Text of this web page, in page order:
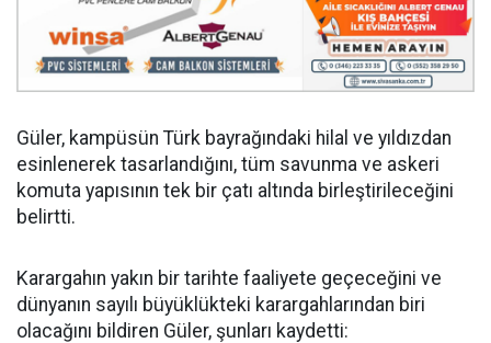
Güler, kampüsün Türk bayrağındaki hilal ve yıldızdan
esinlenerek tasarlandığını, tüm savunma ve askeri
komuta yapısının tek bir çatı altında birleştirileceğini
belirtti.
Karargahın yakın bir tarihte faaliyete geçeceğini ve
dünyanın sayılı büyüklükteki karargahlarından biri
olacağını bildiren Güler, şunları kaydetti: